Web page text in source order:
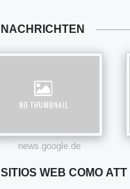
NACHRICHTEN
news.google.de
SITIOS WEB COMO ATT